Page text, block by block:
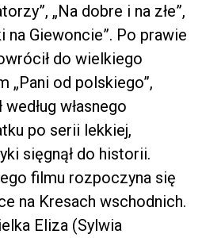
„Na dobre i na złe”,
na Giewoncie”. Po prawie
do wielkiego
„Pani od polskiego”,
własnego
po serii lekkiej,
sięgnął do historii.
filmu rozpoczyna się
na Kresach wschodnich.
Eliza (Sylwia